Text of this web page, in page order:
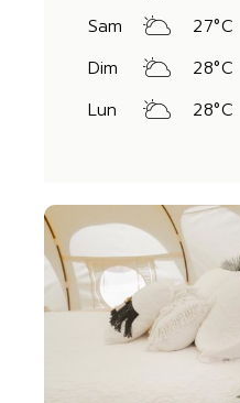
Sam
27°C
Dim
28°C
Lun
28°C